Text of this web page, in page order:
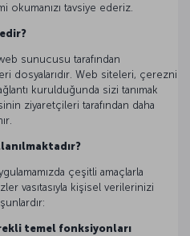
okumanızı tavsiye ederiz.
web sunucusu tarafından
dosyalarıdır. Web siteleri, çerezni
kurulduğunda sizi tanımak
ziyaretçileri tarafından daha
çeşitli amaçlarla
vasıtasıyla kişisel verilerinizi
temel fonksiyonları